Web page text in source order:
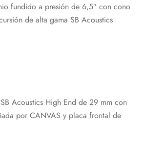
fundido a presión de 6,5″ con cono
de alta gama SB Acoustics
Acoustics High End de 29 mm con
por CANVAS y placa frontal de